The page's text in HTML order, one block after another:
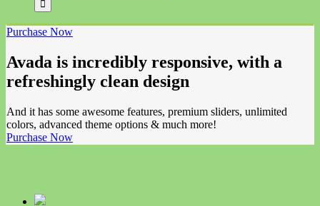
Purchase Now
Avada is incredibly responsive, with a
refreshingly clean design
And it has some awesome features, premium sliders, unlimited
colors, advanced theme options & much more!
Purchase Now